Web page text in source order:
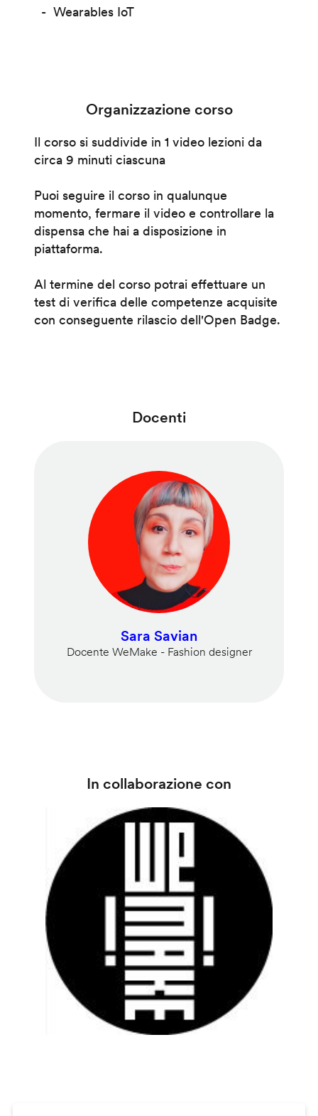
Wearables IoT
Organizzazione corso
Il corso si suddivide in 1 video lezioni da
circa 9 minuti ciascuna
Puoi seguire il corso in qualunque
momento, fermare il video e controllare la
dispensa che hai a disposizione in
piattaforma.
Al termine del corso potrai effettuare un
test di verifica delle competenze acquisite
con conseguente rilascio dell'Open Badge.
Docenti
Sara Savian
Docente WeMake - Fashion designer
In collaborazione con